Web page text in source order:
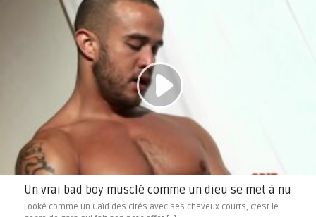
Un vrai bad boy musclé comme un dieu se met à nu
Looké comme un Caïd des cités avec ses cheveux courts, c’est le